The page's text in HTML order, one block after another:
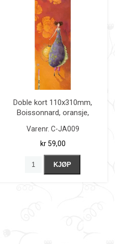
Doble kort 110x310mm,
Boissonnard, oransje,
Varenr. C-JA009
kr 59,00
KJØP